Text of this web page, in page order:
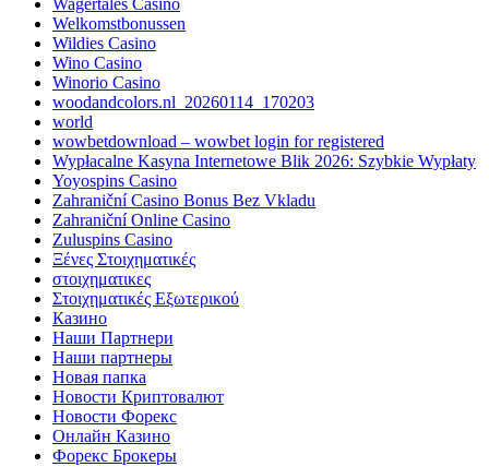
Wagertales Casino
Welkomstbonussen
Wildies Casino
Wino Casino
Winorio Casino
woodandcolors.nl_20260114_170203
world
wowbetdownload – wowbet login for registered
Wypłacalne Kasyna Internetowe Blik 2026: Szybkie Wypłaty
Yoyospins Casino
Zahraniční Casino Bonus Bez Vkladu
Zahraniční Online Casino
Zuluspins Casino
Ξένες Στοιχηματικές
στοιχηματικες
Στοιχηματικές Εξωτερικού
Казино
Наши Партнери
Наши партнеры
Новая папка
Новости Криптовалют
Новости Форекс
Онлайн Казино
Форекс Брокеры